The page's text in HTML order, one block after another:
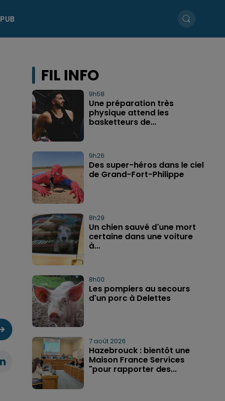
PUB
FIL INFO
9h58
Une préparation très
physique attend les
basketteurs de...
9h26
Des super-héros dans le ciel
de Grand-Fort-Philippe
8h29
Un chien sauvé d'une mort
certaine dans une voiture
à...
8h00
Les pompiers au secours
d'un porc à Delettes
7 août 2026
Hazebrouck : bientôt une
Maison France Services
"pour rapporter des...